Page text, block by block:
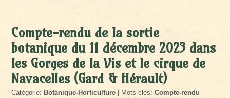
Compte-rendu de la sortie
botanique du 11 décembre 2023 dans
les Gorges de la Vis et le cirque de
Navacelles (Gard & Hérault)
Catégorie: Botanique-Horticulture | Mots clés:Compte-rendu